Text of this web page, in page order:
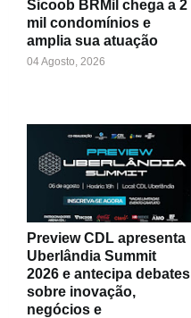
Sicoob BRMil chega a 2
mil condomínios e
amplia sua atuação
04 Agosto, 2026
Preview CDL apresenta
Uberlândia Summit
2026 e antecipa debates
sobre inovação,
negócios e